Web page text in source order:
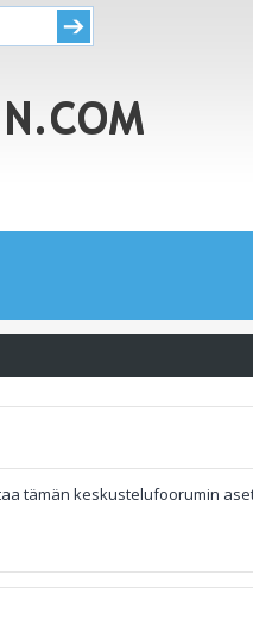
tämän keskustelufoorumin